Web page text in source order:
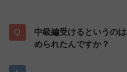
中級編受けるというの
められたんですか？